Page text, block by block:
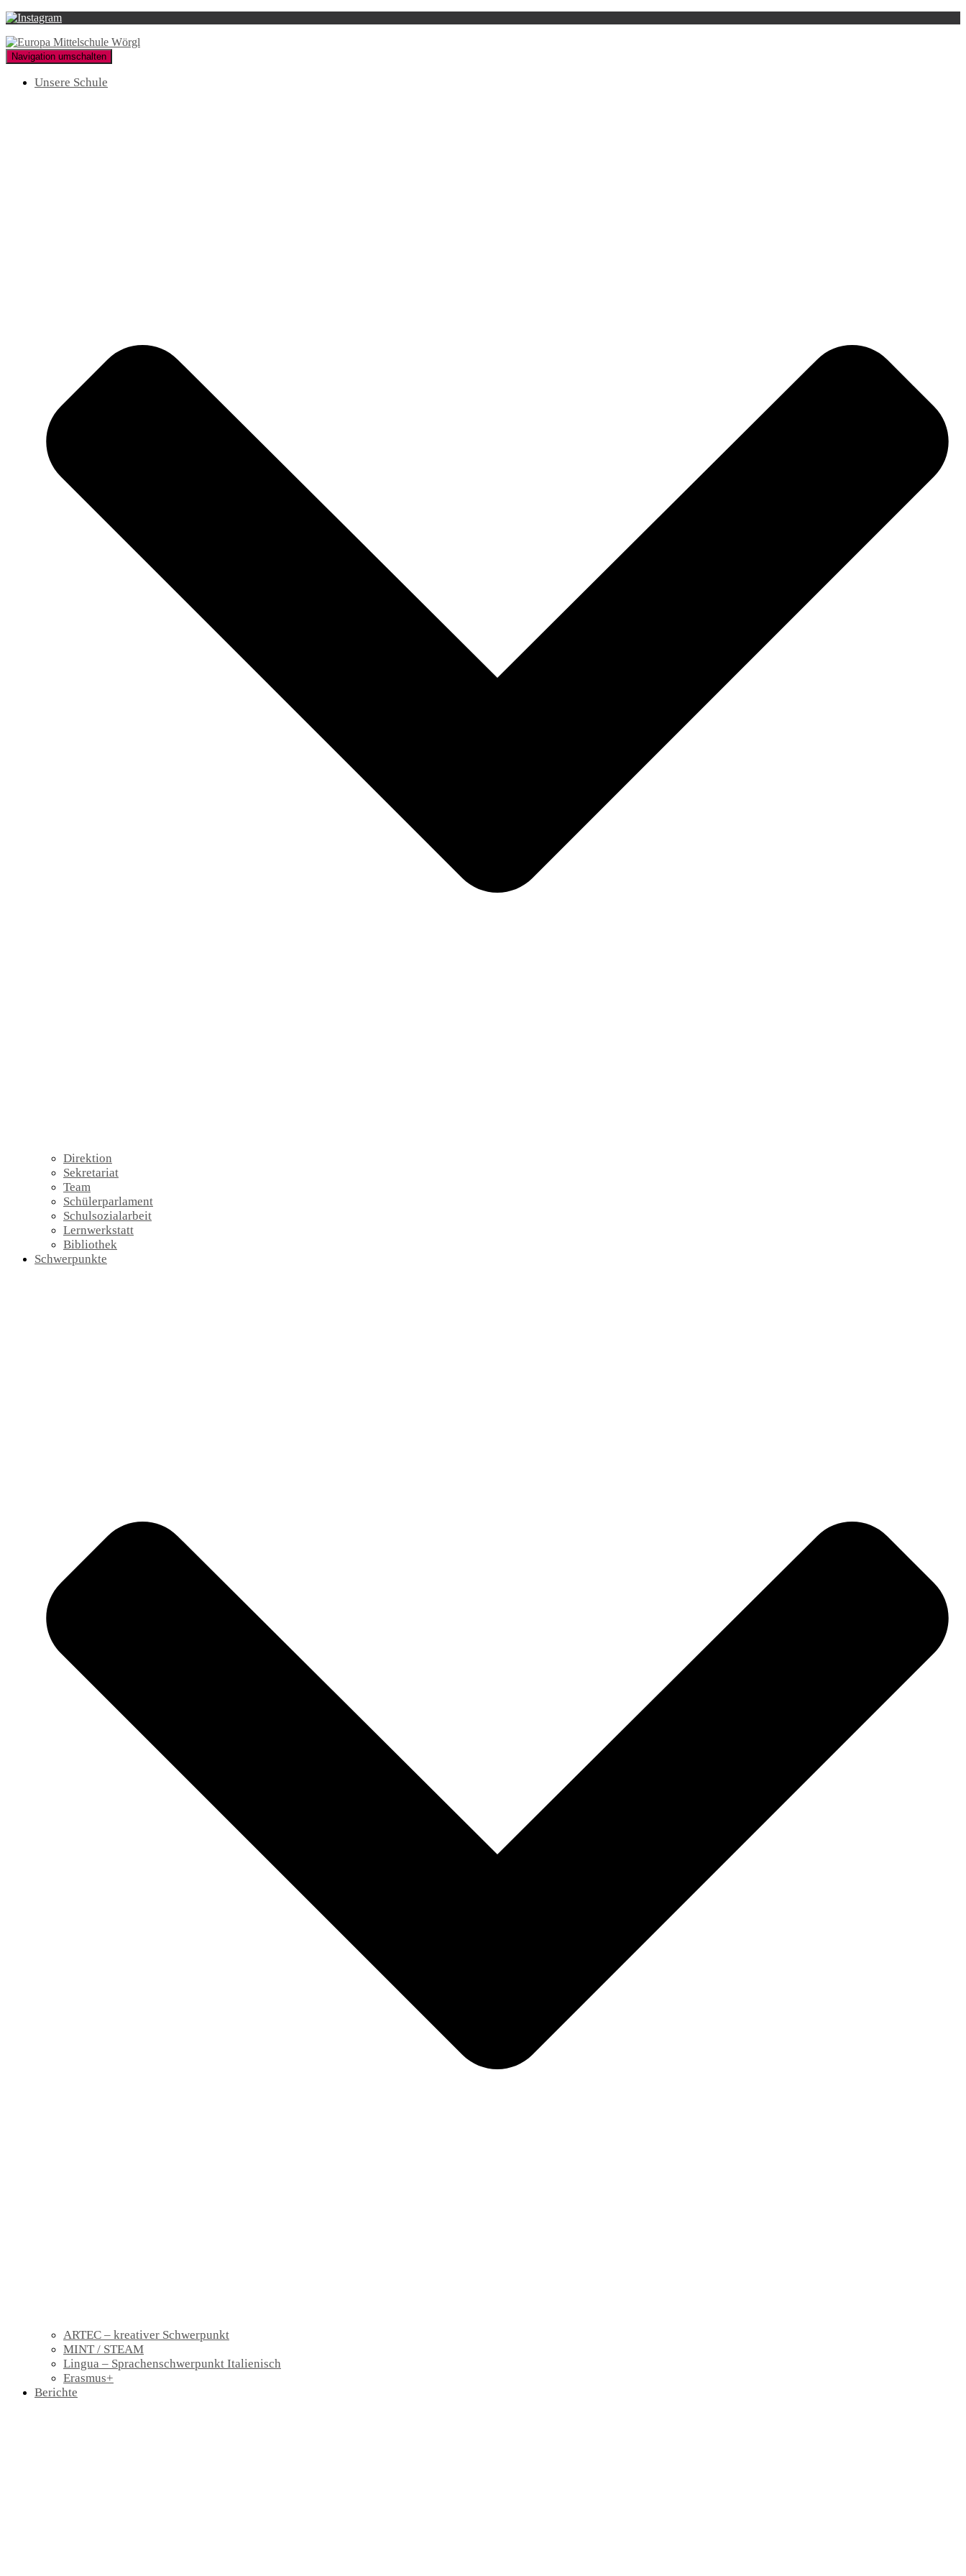
Navigation umschalten
Unsere Schule
Direktion
Sekretariat
Team
Schülerparlament
Schulsozialarbeit
Lernwerkstatt
Bibliothek
Schwerpunkte
ARTEC – kreativer Schwerpunkt
MINT / STEAM
Lingua – Sprachenschwerpunkt Italienisch
Erasmus+
Berichte